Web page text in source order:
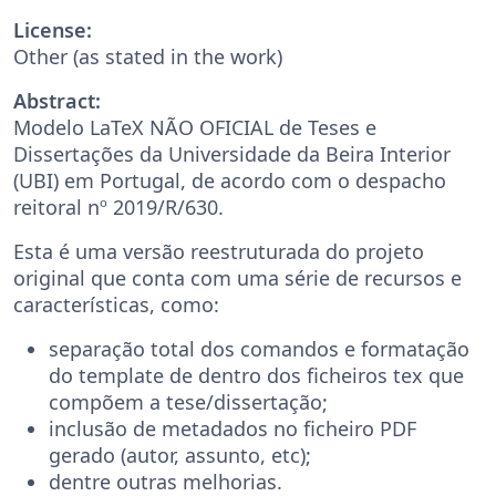
License:
Other (as stated in the work)
Abstract:
Modelo LaTeX NÃO OFICIAL de Teses e
Dissertações da Universidade da Beira Interior
(UBI) em Portugal, de acordo com o despacho
reitoral nº 2019/R/630.
Esta é uma versão reestruturada do projeto
original que conta com uma série de recursos e
características, como:
separação total dos comandos e formatação
do template de dentro dos ficheiros tex que
compõem a tese/dissertação;
inclusão de metadados no ficheiro PDF
gerado (autor, assunto, etc);
dentre outras melhorias.